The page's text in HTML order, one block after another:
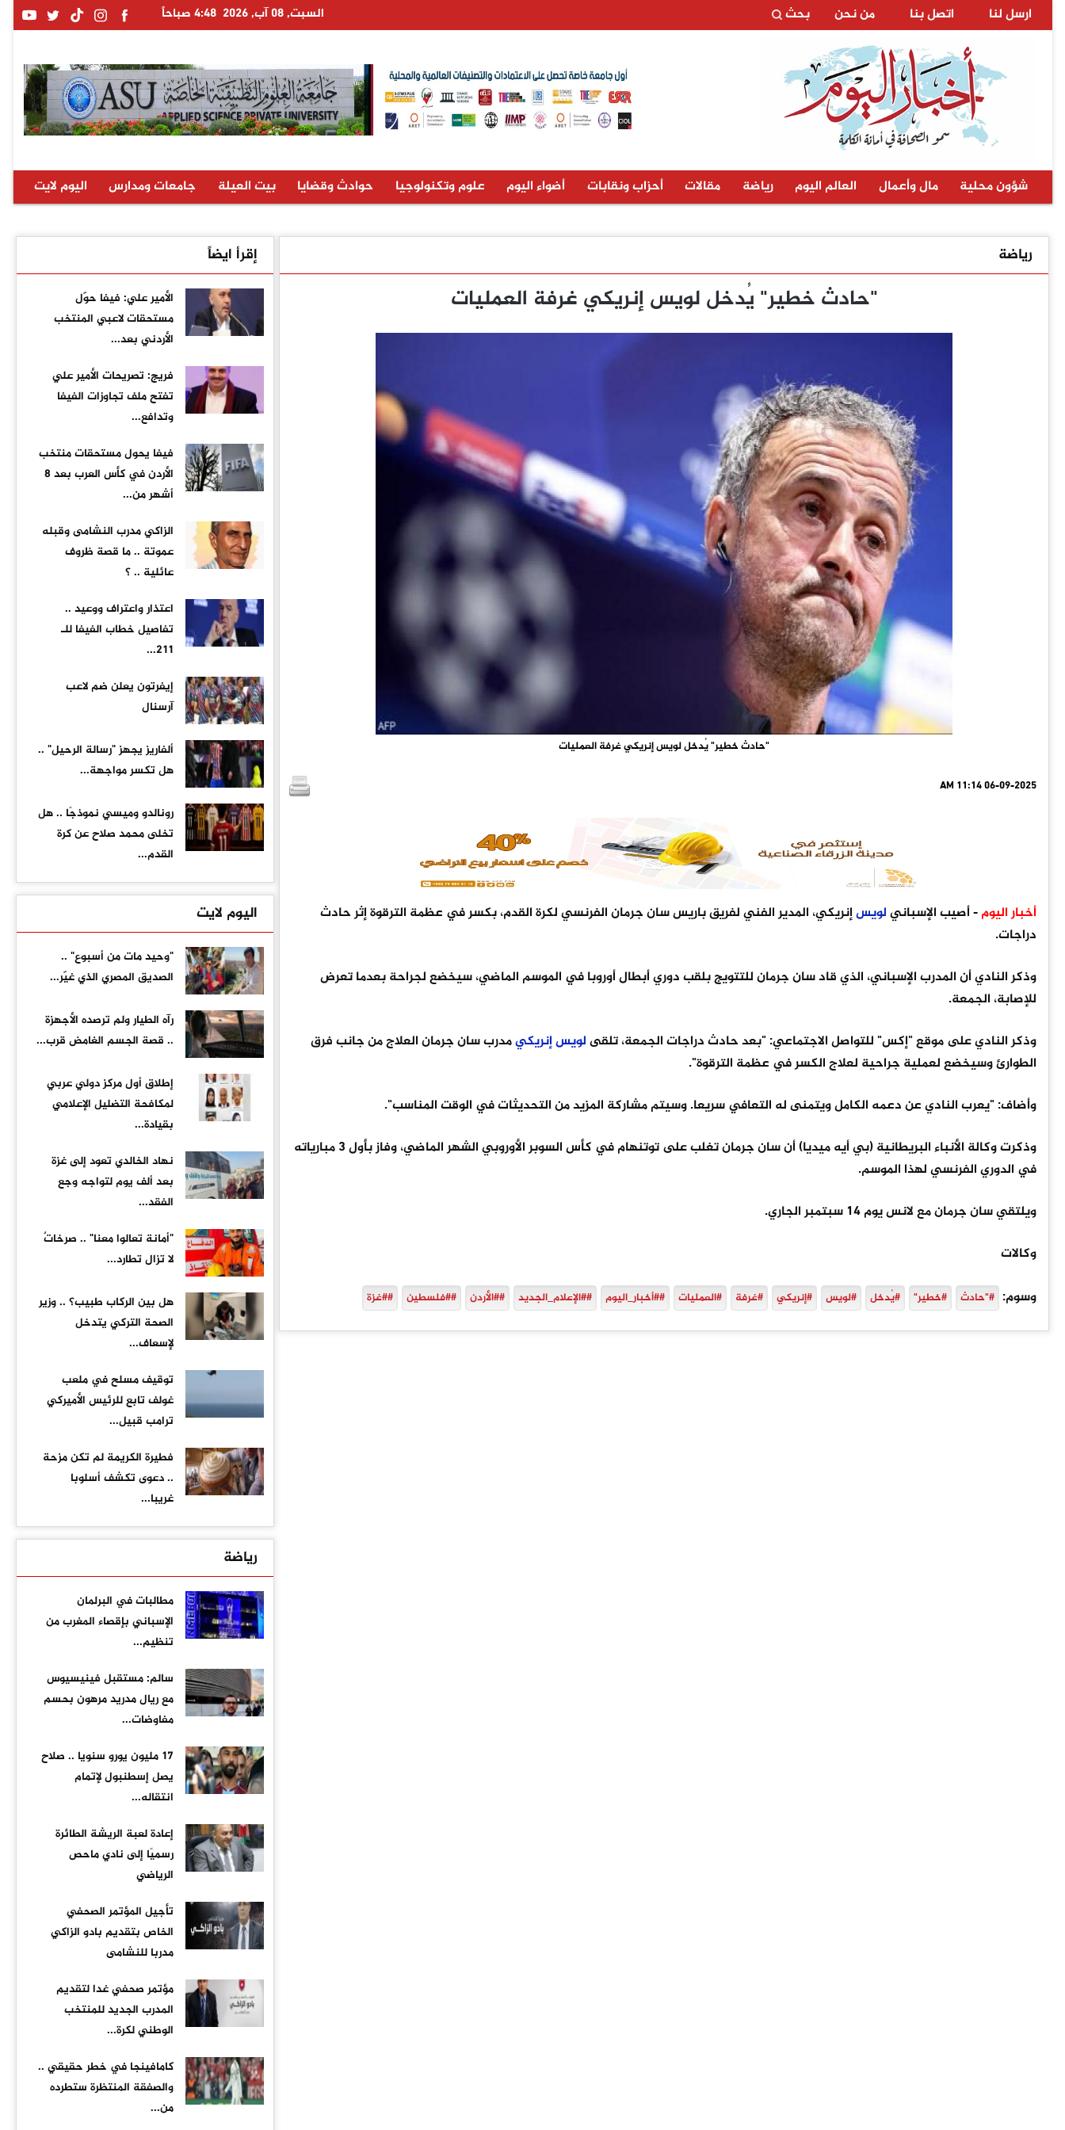
ارسل لنا اتصل بنا من نحن بحث السبت, 08 آب, 2026 4:48 صباحاً
شؤون محلية مال وأعمال العالم اليوم رياضة مقالات أحزاب ونقابات أضواء اليوم علوم وتكنولوجيا حوادث وقضايا بيت العيلة جامعات ومدارس اليوم لايت
رياضة
"حادث خطير" يُدخل لويس إنريكي غرفة العمليات
"حادث خطير" يُدخل لويس إنريكي غرفة العمليات
06-09-2025 11:14 AM
أخبار اليوم- أصيب الإسبانيلويسإنريكي، المدير الفني لفريق باريس سان جرمان الفرنسي لكرة القدم، بكسر في عظمة الترقوة إثر حادث
دراجات.
وذكر النادي أن المدرب الإسباني، الذي قاد سان جرمان للتتويج بلقب دوري أبطال أوروبا في الموسم الماضي، سيخضع لجراحة بعدما تعرض
للإصابة، الجمعة.
وذكر النادي على موقع "إكس" للتواصل الاجتماعي: "بعد حادث دراجات الجمعة، تلقىلويسإنريكيمدرب سان جرمان العلاج من جانب فرق
الطوارئ وسيخضع لعملية جراحية لعلاج الكسر في عظمة الترقوة".
وأضاف: "يعرب النادي عن دعمه الكامل ويتمنى له التعافي سريعا. وسيتم مشاركة المزيد من التحديثات في الوقت المناسب".
وذكرت وكالة الأنباء البريطانية (بي أيه ميديا) أن سان جرمان تغلب على توتنهام في كأس السوبر الأوروبي الشهر الماضي، وفاز بأول 3 مبارياته
في الدوري الفرنسي لهذا الموسم.
ويلتقي سان جرمان مع لانس يوم 14 سبتمبر الجاري.
وكالات
وسوم: #"حادث #خطير" #يُدخل #لويس #إنريكي #غرفة #العمليات ##أخبار_اليوم ##الإعلام_الجديد ##الأردن ##فلسطين ##غزة
إقرأ ايضاً
الأمير علي: فيفا حوّل
مستحقات لاعبي المنتخب
الأردني بعد...
فريج: تصريحات الأمير علي
تفتح ملف تجاوزات الفيفا
وتدافع...
فيفا يحول مستحقات منتخب
الأردن في كأس العرب بعد 8
أشهر من...
الزاكي مدرب النشامى وقبله
عموتة .. ما قصة ظروف
عائلية .. ؟
اعتذار واعتراف ووعيد ..
تفاصيل خطاب الفيفا للـ
211...
إيفرتون يعلن ضم لاعب
آرسنال
ألفاريز يجهز "رسالة الرحيل" ..
هل تكسر مواجهة...
رونالدو وميسي نموذجًا .. هل
تخلى محمد صلاح عن كرة
القدم...
اليوم لايت
"وحيد مات من أسبوع" ..
الصديق المصري الذي غيّر...
رآه الطيار ولم ترصده الأجهزة
.. قصة الجسم الغامض قرب...
إطلاق أول مركز دولي عربي
لمكافحة التضليل الإعلامي
بقيادة...
نهاد الخالدي تعود إلى غزة
بعد ألف يوم لتواجه وجع
الفقد...
"أمانة تعالوا معنا" .. صرخاتٌ
لا تزال تطارد...
هل بين الركاب طبيب؟ .. وزير
الصحة التركي يتدخل
لإسعاف...
توقيف مسلح في ملعب
غولف تابع للرئيس الأميركي
ترامب قبيل...
فطيرة الكريمة لم تكن مزحة
.. دعوى تكشف أسلوبا
غريبا...
رياضة
مطالبات في البرلمان
الإسباني بإقصاء المغرب من
تنظيم...
سالم: مستقبل فينيسيوس
مع ريال مدريد مرهون بحسم
مفاوضات...
17 مليون يورو سنويا .. صلاح
يصل إسطنبول لإتمام
انتقاله...
إعادة لعبة الريشة الطائرة
رسميًا إلى نادي ماحص
الرياضي
تأجيل المؤتمر الصحفي
الخاص بتقديم بادو الزاكي
مدربا للنشامى
مؤتمر صحفي غدا لتقديم
المدرب الجديد للمنتخب
الوطني لكرة...
كامافينجا في خطر حقيقي ..
والصفقة المنتظرة ستطرده
من...